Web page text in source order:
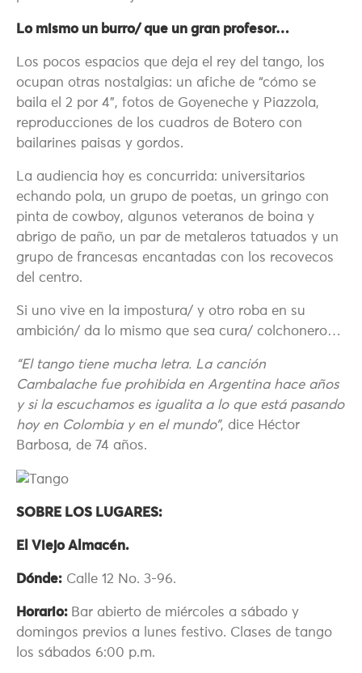
Lo mismo un burro/ que un gran profesor…
Los pocos espacios que deja el rey del tango, los
ocupan otras nostalgias: un afiche de “cómo se
baila el 2 por 4”, fotos de Goyeneche y Piazzola,
reproducciones de los cuadros de Botero con
bailarines paisas y gordos.
La audiencia hoy es concurrida: universitarios
echando pola, un grupo de poetas, un gringo con
pinta de cowboy, algunos veteranos de boina y
abrigo de paño, un par de metaleros tatuados y un
grupo de francesas encantadas con los recovecos
del centro.
Si uno vive en la impostura/ y otro roba en su
ambición/ da lo mismo que sea cura/ colchonero…
“El tango tiene mucha letra. La canción
Cambalache fue prohibida en Argentina hace años
y si la escuchamos es igualita a lo que está pasando
hoy en Colombia y en el mundo”, dice Héctor
Barbosa, de 74 años.
SOBRE LOS LUGARES:
El Viejo Almacén.
Dónde: Calle 12 No. 3-96.
Horario: Bar abierto de miércoles a sábado y
domingos previos a lunes festivo. Clases de tango
los sábados 6:00 p.m.